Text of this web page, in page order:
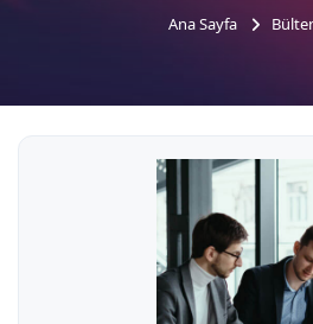
Ana Sayfa